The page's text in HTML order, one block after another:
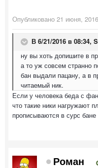
Опубликовано 21 июня, 2016
В 6/21/2016 в 08:34,
ну вы хоть допишите в
а то уж совсем странно
бан выдали пацану, а в
читаемый ник.
Если у человека беда с
что такие ники нагружают
прописываются в сурс бане
Роман